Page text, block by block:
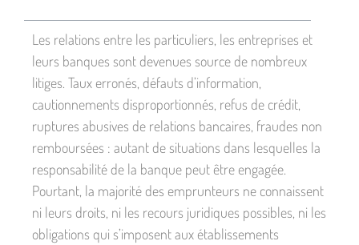
Les relations entre les particuliers, les entreprises et
leurs banques sont devenues source de nombreux
litiges. Taux erronés, défauts d’information,
cautionnements disproportionnés, refus de crédit,
ruptures abusives de relations bancaires, fraudes non
remboursées : autant de situations dans lesquelles la
responsabilité de la banque peut être engagée.
Pourtant, la majorité des emprunteurs ne connaissent
ni leurs droits, ni les recours juridiques possibles, ni les
obligations qui s’imposent aux établissements